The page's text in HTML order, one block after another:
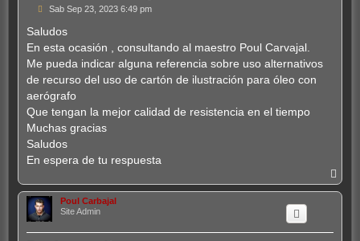
M
n
a
j
e
Sab Sep 23, 2023 6:49 pm
Saludos
En esta ocasión , consultando al maestro Poul Carvajal.
Me pueda indicar alguna referencia sobre uso alternativos
de recurso del uso de cartón de ilustración para óleo con
aerógrafo
Que tengan la mejor calidad de resistencia en el tiempo
Muchas gracias
Saludos
En espera de tu respuesta
r
r
Poul Carbajal
Site Admin